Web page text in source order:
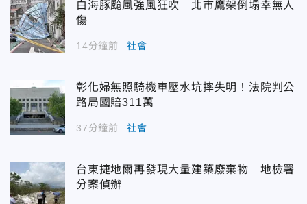
白海豚颱風強風狂吹 北市鷹架倒塌幸無人
傷
14分鐘前 社會
彰化婦無照騎機車壓水坑摔失明！法院判公
路局國賠311萬
37分鐘前 社會
台東捷地爾再發現大量建築廢棄物 地檢署
分案偵辦